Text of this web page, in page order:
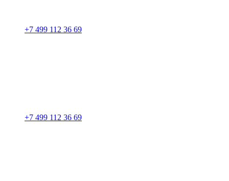
+7 499 112 36 69
+7 499 112 36 69